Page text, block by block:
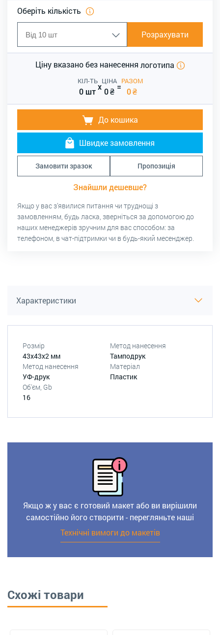
Оберіть кількість
Розрахувати
Ціну вказано без нанесення логотипа
КІЛ-ТЬ
0 штx
ЦІНА
0₴ =
РАЗОМ
0₴
До кошика
Швидке замовлення
Замовити зразок Пропозиція
Знайшли дешевше?
Якщо у вас з’явилися питання чи труднощі з
замовленням, будь ласка, зверніться за допомогою до
наших менеджерів зручним для вас способом: за
телефоном, в чат-підтримки чи в будь-який месенджер.
Характеристики
Розмір
43х43х2 мм
Метод нанесення
Тамподрук
Метод нанесення
УФ-друк
Матеріал
Пластик
Об'єм, Gb
16
Якщо ж у вас є готовий макет або ви вирішили
самостійно його створити - перегляньте наші
Технічні вимоги до макетів
Схожі товари